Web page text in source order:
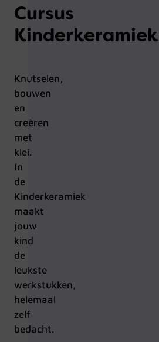
Cursus
Kinderkeramiek
Knutselen,
bouwen
en
creëren
met
klei.
In
de
Kinderkeramiek
maakt
jouw
kind
de
leukste
werkstukken,
helemaal
zelf
bedacht.